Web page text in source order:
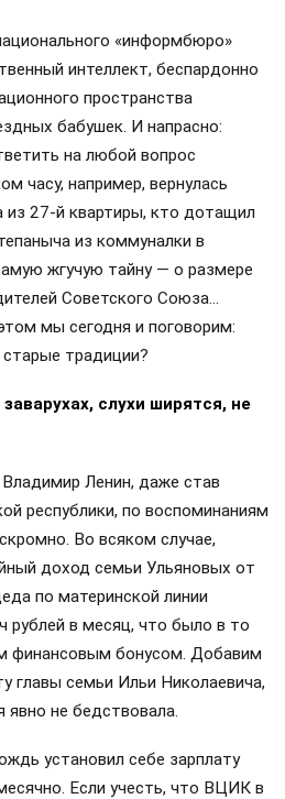
«информбюро»
интеллект, беспардонно
пространства
бабушек. И напрасно:
на любой вопрос
часу, например, вернулась
27-й квартиры, кто дотащил
из коммуналки в
жгучую тайну — о размере
Советского Союза…
мы сегодня и поговорим:
традиции?
слухи ширятся, не
Ленин, даже став
республики, по воспоминаниям
Во всяком случае,
доход семьи Ульяновых от
по материнской линии
рублей в месяц, что было в то
финансовым бонусом. Добавим
главы семьи Ильи Николаевича,
явно не бедствовала.
установил себе зарплату
Если учесть, что ВЦИК в